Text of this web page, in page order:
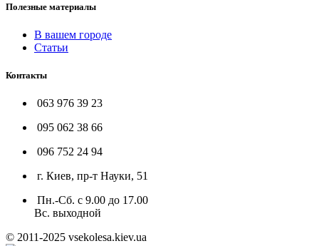
Полезные материалы
В вашем городе
Статьи
Контакты
063 976 39 23
095 062 38 66
096 752 24 94
г. Киев, пр-т Науки, 51
Пн.-Сб. с 9.00 до 17.00
Вс. выходной
© 2011-2025 vsekolesa.kiev.ua